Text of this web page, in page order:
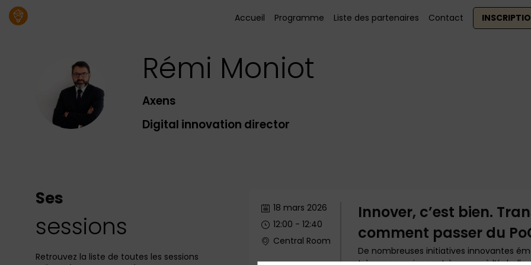
Accueil Programme Liste des partenaires Contact
RM
Rémi Moniot
Axens
Digital innovation director
Ses
sessions
Retrouvez la liste de toutes les sessions
18 mars 2026
12:00 - 12:40
Central Room
Innover, c’est bien.
comment passer du
De nombreuses initiatives innovantes